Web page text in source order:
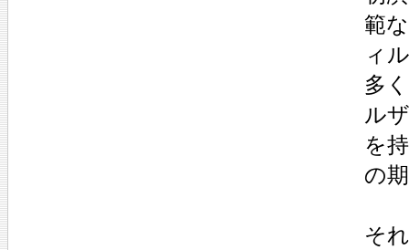
範
ィ
多
ル
を
の
そ